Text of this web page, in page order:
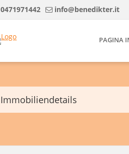
0471971442 info@benedikter.it
PAGINA
Immobiliendetails